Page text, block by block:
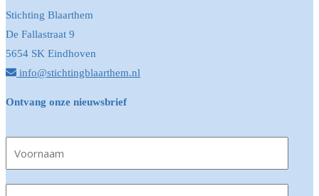
Stichting Blaarthem
De Fallastraat 9
5654 SK Eindhoven
info@stichtingblaarthem.nl
Ontvang onze nieuwsbrief